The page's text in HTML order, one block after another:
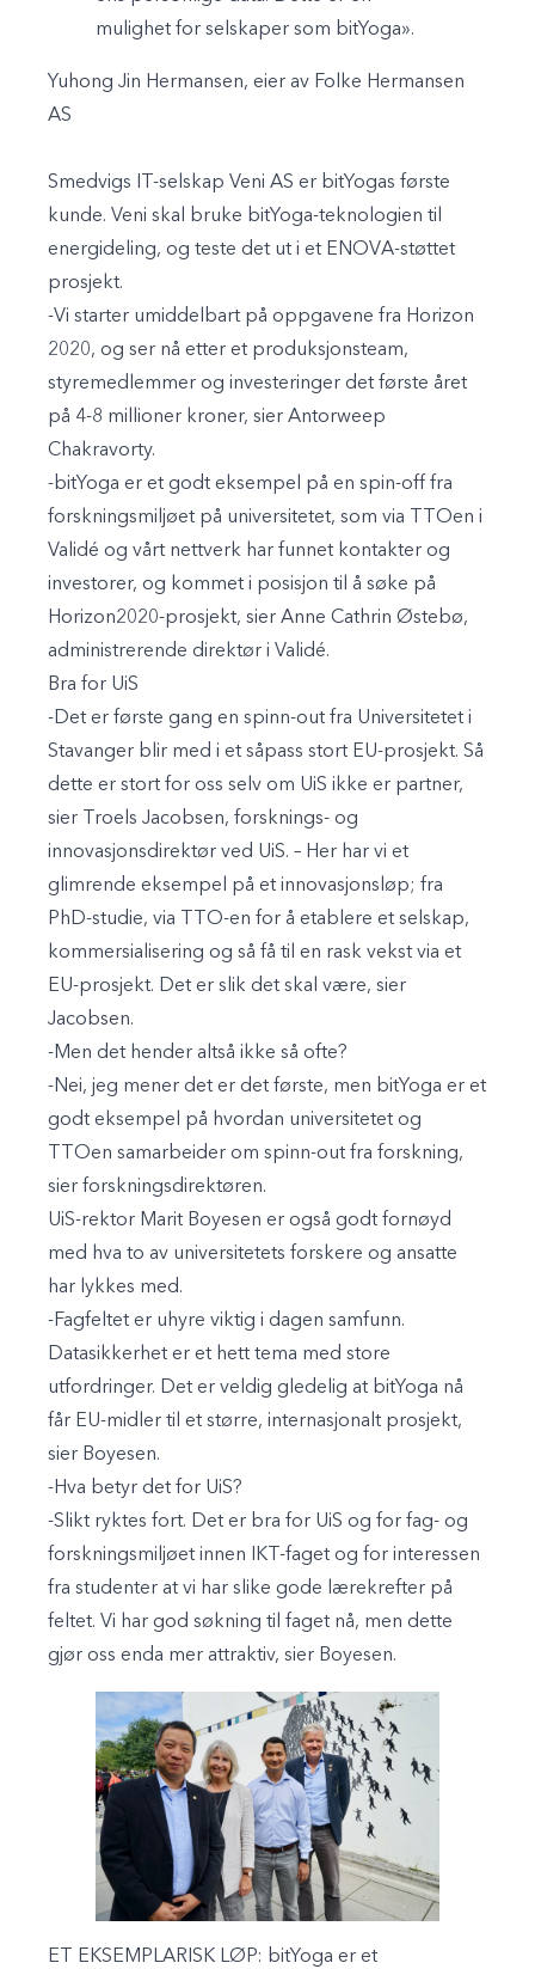
mulighet for selskaper som bitYoga».
Yuhong Jin Hermansen, eier av Folke Hermansen
AS
Smedvigs IT-selskap Veni AS er bitYogas første
kunde. Veni skal bruke bitYoga-teknologien til
energideling, og teste det ut i et ENOVA-støttet
prosjekt.
-Vi starter umiddelbart på oppgavene fra Horizon
2020, og ser nå etter et produksjonsteam,
styremedlemmer og investeringer det første året
på 4-8 millioner kroner, sier Antorweep
Chakravorty.
-bitYoga er et godt eksempel på en spin-off fra
forskningsmiljøet på universitetet, som via TTOen i
Validé og vårt nettverk har funnet kontakter og
investorer, og kommet i posisjon til å søke på
Horizon2020-prosjekt, sier Anne Cathrin Østebø,
administrerende direktør i Validé.
Bra for UiS
-Det er første gang en spinn-out fra Universitetet i
Stavanger blir med i et såpass stort EU-prosjekt. Så
dette er stort for oss selv om UiS ikke er partner,
sier Troels Jacobsen, forsknings- og
innovasjonsdirektør ved UiS. – Her har vi et
glimrende eksempel på et innovasjonsløp; fra
PhD-studie, via TTO-en for å etablere et selskap,
kommersialisering og så få til en rask vekst via et
EU-prosjekt. Det er slik det skal være, sier
Jacobsen.
-Men det hender altså ikke så ofte?
-Nei, jeg mener det er det første, men bitYoga er et
godt eksempel på hvordan universitetet og
TTOen samarbeider om spinn-out fra forskning,
sier forskningsdirektøren.
UiS-rektor Marit Boyesen er også godt fornøyd
med hva to av universitetets forskere og ansatte
har lykkes med.
-Fagfeltet er uhyre viktig i dagen samfunn.
Datasikkerhet er et hett tema med store
utfordringer. Det er veldig gledelig at bitYoga nå
får EU-midler til et større, internasjonalt prosjekt,
sier Boyesen.
-Hva betyr det for UiS?
-Slikt ryktes fort. Det er bra for UiS og for fag- og
forskningsmiljøet innen IKT-faget og for interessen
fra studenter at vi har slike gode lærekrefter på
feltet. Vi har god søkning til faget nå, men dette
gjør oss enda mer attraktiv, sier Boyesen.
ET EKSEMPLARISK LØP: bitYoga er et